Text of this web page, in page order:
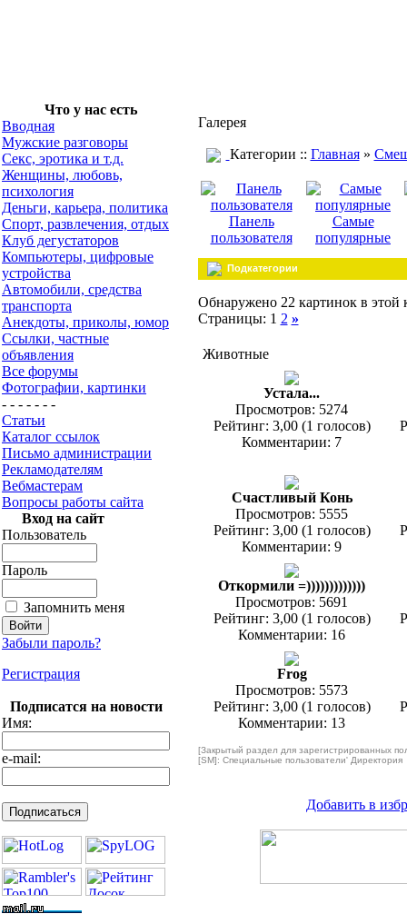
Что у нас есть
Вводная
Мужские разговоры
Секс, эротика и т.д.
Женщины, любовь,
психология
Деньги, карьера, политика
Спорт, развлечения, отдых
Клуб дегустаторов
Компьютеры, цифровые
устройства
Автомобили, средства
транспорта
Анекдоты, приколы, юмор
Ссылки, частные
объявления
Все форумы
Фотографии, картинки
- - - - - - -
Статьи
Каталог ссылок
Письмо администрации
Рекламодателям
Вебмастерам
Вопросы работы сайта
Вход на сайт
Пользователь
Пароль
Запомнить меня
Забыли пароль?
Регистрация
Подписатся на новости
Имя:
e-mail:
Галерея
Категории :: Главная»
Панель
пользователя
Самые
популярные
Подкатегории
Обнаружено 22 картинок в этой
Страницы: 1 2 »
Животные
Устала...
Просмотров: 5274
Рейтинг: 3,00 (1 голосов)
Комментарии: 7
Счастливый Конь
Просмотров: 5555
Рейтинг: 3,00 (1 голосов)
Комментарии: 9
Откормили =)))))))))))))
Просмотров: 5691
Рейтинг: 3,00 (1 голосов)
Комментарии: 16
Frog
Просмотров: 5573
Рейтинг: 3,00 (1 голосов)
Комментарии: 13
[Закрытый раздел для зарегистрированных
[SM]: Специальные пользователи' Директория
Добавить в